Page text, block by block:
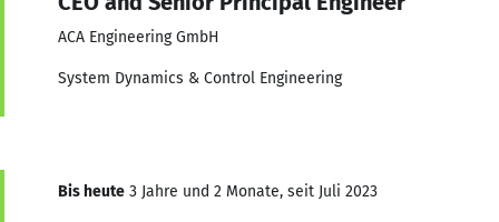
ACA Engineering GmbH
System Dynamics & Control Engineering
Bis heute 3 Jahre und 2 Monate, seit Juli 2023